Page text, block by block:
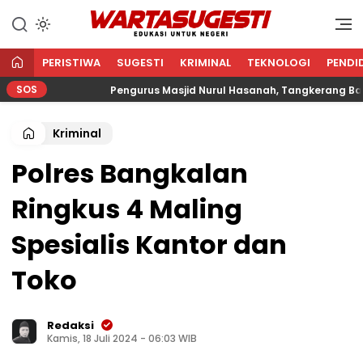
WARTA SUGESTI √ EDUKASI
Edukasi Untuk Negeri
PERISTIWA SUGESTI KRIMINAL TEKNOLOGI
SOS Pengurus Masjid Nurul Hasanah, Tangkerang Barat
Kriminal
Polres Bangkalan
Ringkus 4 Maling
Spesialis Kantor dan
Toko
Redaksi
Kamis, 18 Juli 2024 - 06:03 WIB